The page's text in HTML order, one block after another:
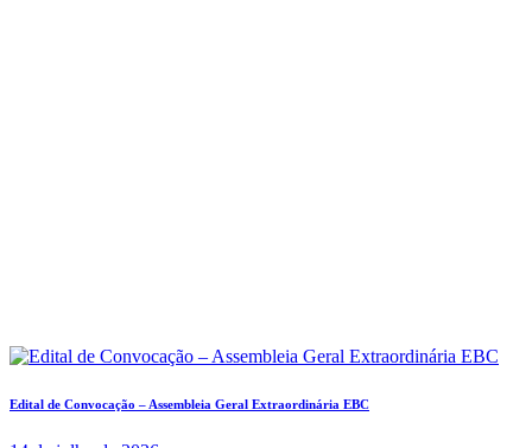
Edital de Convocação – Assembleia Geral Extraordinária EBC